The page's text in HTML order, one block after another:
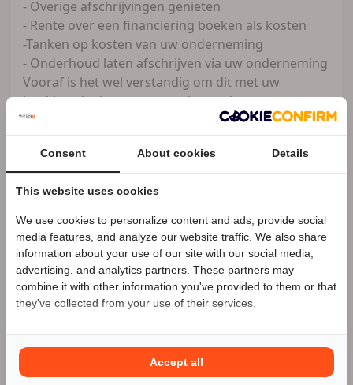
- Overige afschrijvingen genieten
- Rente over een financiering boeken als kosten
-Tanken op kosten van uw onderneming
- Onderhoud laten afschrijven via uw onderneming
Vooraf is het wel verstandig om dit met uw
boekhouder/accountant te bespreken.
(BEL ALTIJD EERST VOOR DE BESCHIKBAARHEID)
MOTORcity Amsterdam heeft motorrijden in hart
en nieren en onze kennis en ervaring delen wij
graag met u. Ons team bestaat dan ook uit
exclusief motorrijders.
Naast alle nieuwe motoren heeft MOTORcity
Amsterdam ook altijd meer dan 300 nieuwe en
gebruikte motoren op voorraad.
MOTORcity Amsterdam is officieel dealer van:
Kawasaki, Suzuki, Yamaha, Royal Enfield en Can-Am
Speciale Motor2go prijs
Benieuwd naar de speciale Motor2go prijs? Bel
480 80 10
Consent About cookies Details
This website uses cookies
We use cookies to personalize content and ads, provide social
media features, and analyze our website traffic. We also share
information about your use of our site with our social media,
advertising, and analytics partners. These partners may
combine it with other information you've provided to them or that
they've collected from your use of their services.
Accept all